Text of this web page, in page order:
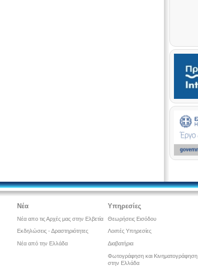
Νέα
Νέα απο τις Αρχές μας στην Ελβετία
Εκδηλώσεις - Δραστηριότητες
Νέα από την Ελλάδα
Υπηρεσίες
Θεωρήσεις Εισόδου
Λοιπές Υπηρεσίες
Διαβατήρια
Φωτογράφηση και Κινηματογράφηση
στην Ελλάδα